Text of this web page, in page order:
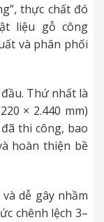
thực chất đó
liệu gỗ công
và phân phối
Thứ nhất là
× 2.440 mm)
thi công, bao
hoàn thiện bề
dễ gây nhầm
chênh lệch 3–